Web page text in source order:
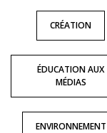
CRÉATION
ÉDUCATION AUX
MÉDIAS
ENVIRONNEMENT